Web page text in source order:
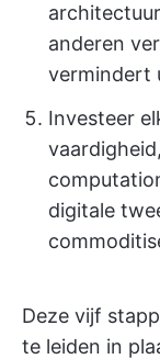
anderen
vermindert
Investeer
digitale
Deze vijf
te leiden in